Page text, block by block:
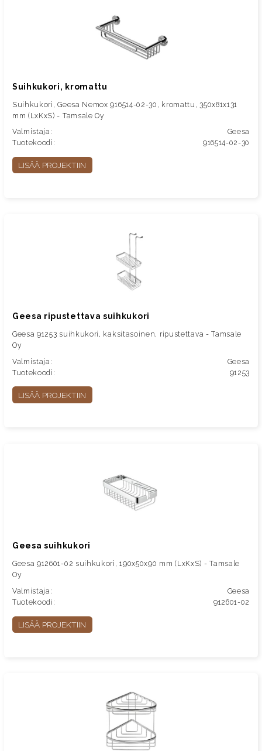
Suihkukori, kromattu
Suihkukori, Geesa Nemox 916514-02-30, kromattu, 350x81x131
mm (LxKxS) - Tamsale Oy
Valmistaja:
Geesa
Tuotekoodi:
916514-02-30
LISÄÄ PROJEKTIIN
Geesa ripustettava suihkukori
Geesa 91253 suihkukori, kaksitasoinen, ripustettava - Tamsale
Oy
Valmistaja:
Geesa
Tuotekoodi:
91253
LISÄÄ PROJEKTIIN
Geesa suihkukori
Geesa 912601-02 suihkukori, 190x50x90 mm (LxKxS) - Tamsale
Oy
Valmistaja:
Geesa
Tuotekoodi:
912601-02
LISÄÄ PROJEKTIIN